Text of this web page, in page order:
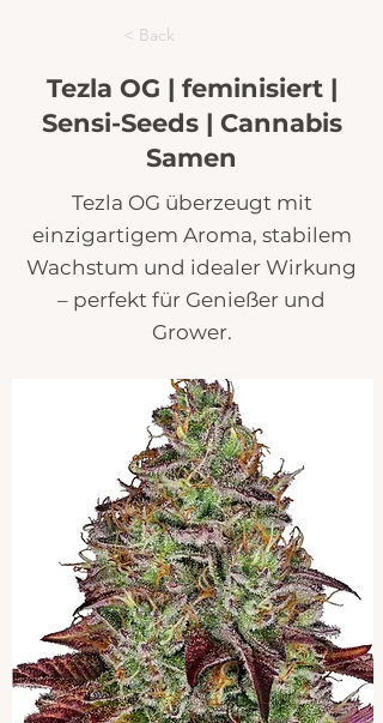
< Back
Tezla OG | feminisiert |
Sensi-Seeds | Cannabis
Samen
Tezla OG überzeugt mit
einzigartigem Aroma, stabilem
Wachstum und idealer Wirkung
– perfekt für Genießer und
Grower.